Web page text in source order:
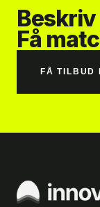
Få
FÅ TILBUD